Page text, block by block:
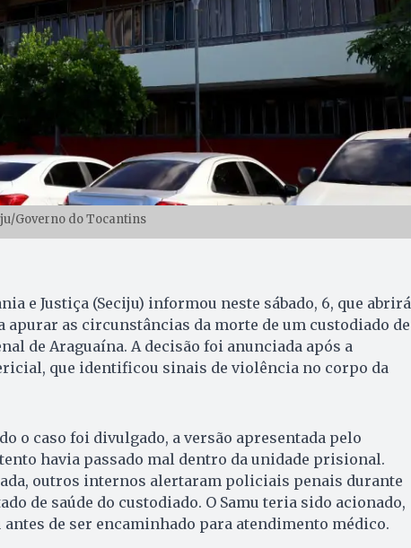
Governo do Tocantins
e Justiça (Seciju) informou neste sábado, 6, que abrirá
apurar as circunstâncias da morte de um custodiado de
de Araguaína. A decisão foi anunciada após a
que identificou sinais de violência no corpo da
o caso foi divulgado, a versão apresentada pelo
havia passado mal dentro da unidade prisional.
outros internos alertaram policiais penais durante
de saúde do custodiado. O Samu teria sido acionado,
de ser encaminhado para atendimento médico.